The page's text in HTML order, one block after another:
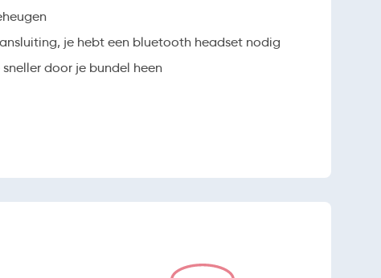
je hebt een bluetooth headset nodig
door je bundel heen